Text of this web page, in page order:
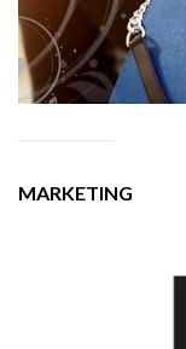
MARKETING